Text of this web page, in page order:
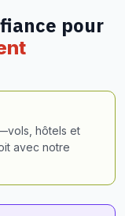
pour
hôtels et
avec notre